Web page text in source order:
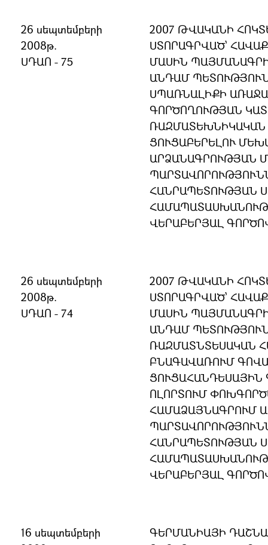
26 սեպտեմբերի
2008թ.
ՍԴԱՈ - 75
2007 ԹՎԱԿԱՆԻ
ՍՏՈՐԱԳՐՎԱԾ՝
ՄԱՍԻՆ
ԱՆԴԱՄ
ՍՊԱՌՆԱԼԻՔԻ
ԳՈՐԾՈՂՈՒԹՅԱՆ
ՑՈՒՑԱԲԵՐԵԼՈՒ
ԱՐՁԱՆԱԳՐՈՒԹՅԱՆ
ՀԱՆՐԱՊԵՏՈՒԹՅԱՆ
ՎԵՐԱԲԵՐՅԱԼ
26 սեպտեմբերի
2008թ.
ՍԴԱՈ - 74
2007 ԹՎԱԿԱՆԻ
ՍՏՈՐԱԳՐՎԱԾ՝
ՄԱՍԻՆ
ԱՆԴԱՄ
ՌԱԶՄԱՏՆՏԵՍԱԿԱՆ
ԲՆԱԳԱՎԱՌՈՒՄ
ՈԼՈՐՏՈՒՄ
ՀԱՄԱՁԱՅՆԱԳՐՈՒՄ
ՀԱՆՐԱՊԵՏՈՒԹՅԱՆ
ՎԵՐԱԲԵՐՅԱԼ
16 սեպտեմբերի
ԳԵՐՄԱՆԻԱՅԻ